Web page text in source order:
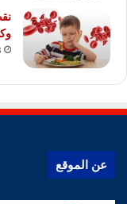
8
عن الموقع